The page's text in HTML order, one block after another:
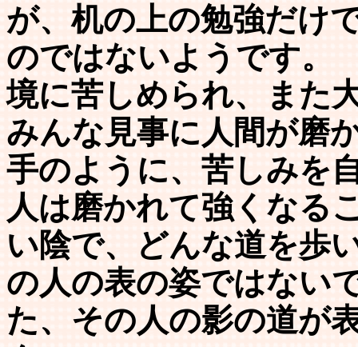
が、机の上の勉強だけ
のではないようです
境に苦しめられ、また
みんな見事に人間が
手のように、苦しみを
人は磨かれて強くなる
い陰で、どんな道を歩
の人の表の姿ではな
た、その人の影の道が